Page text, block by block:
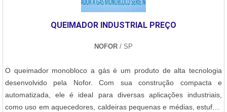
inovadoras e que supram as necessidades de cada cliente, a DPS
termofusão;Locação de equipamentos; Soldagem por
eletrofusão.Há mais de 30 anos anos no mercado, a DPS é
Além de oferecer serviços de alta qualidade, ela atua com locação
de equipamentos e investe na capacitação de colaboradores, com
reciclagem e atualizações, garantindo que cada atendimento possa
suprir as expectativas de cada contratante. DETALHES SOBRE O
QUEIMADOR INDUSTRIAL PREÇO
NOFOR / SP
O queimador monobloco a gás é um produto de alta tecnologia
desenvolvido pela Nofor. Com sua construção compacta e
automatizada, ele é ideal para diversas aplicações industriais,
como uso em aquecedores, caldeiras pequenas e médias, estufas,